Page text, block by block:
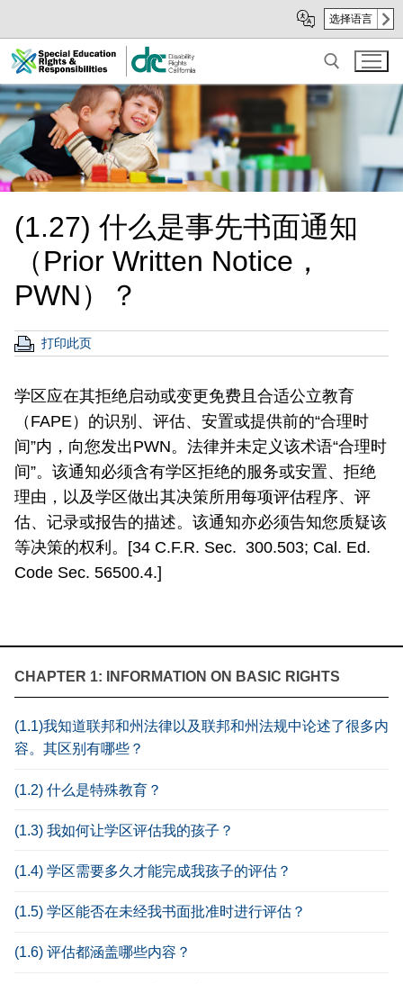
Main
Content
sub
navigation
选择语言
Search for:
CHAPTER 1: INFORMATION ON BASIC RIGHTS
(1.1)我知道联邦和州法律以及联邦和州法规中论述了很多内
容。其区别有哪些？
(1.2) 什么是特殊教育？
(1.3) 我如何让学区评估我的孩子？
(1.4) 学区需要多久才能完成我孩子的评估？
(1.5) 学区能否在未经我书面批准时进行评估？
(1.6) 评估都涵盖哪些内容？
(1.27) 什么是事先书面通知
（Prior Written Notice，
PWN）？
打印此页
学区应在其拒绝启动或变更免费且合适公立教育
（FAPE）的识别、评估、安置或提供前的“合理时
间”内，向您发出PWN。法律并未定义该术语“合理时
间”。该通知必须含有学区拒绝的服务或安置、拒绝
理由，以及学区做出其决策所用每项评估程序、评
估、记录或报告的描述。该通知亦必须告知您质疑该
等决策的权利。[34 C.F.R. Sec. 300.503; Cal. Ed.
Code Sec. 56500.4.]